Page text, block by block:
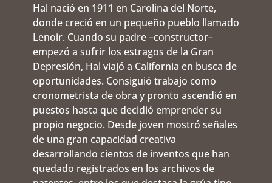
Hal nació en 1911 en Carolina del Norte,
donde creció en un pequeño pueblo llamado
Lenoir. Cuando su padre –constructor–
empezó a sufrir los estragos de la Gran
Depresión, Hal viajó a California en busca de
oportunidades. Consiguió trabajo como
cronometrista de obra y pronto ascendió en
puestos hasta que decidió emprender su
propio negocio. Desde joven mostró señales
de una gran capacidad creativa
desarrollando cientos de inventos que han
quedado registrados en los archivos de